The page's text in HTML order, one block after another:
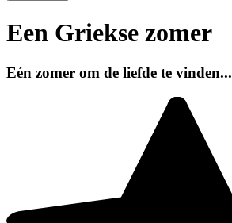
Een Griekse zomer
Eén zomer om de liefde te vinden...